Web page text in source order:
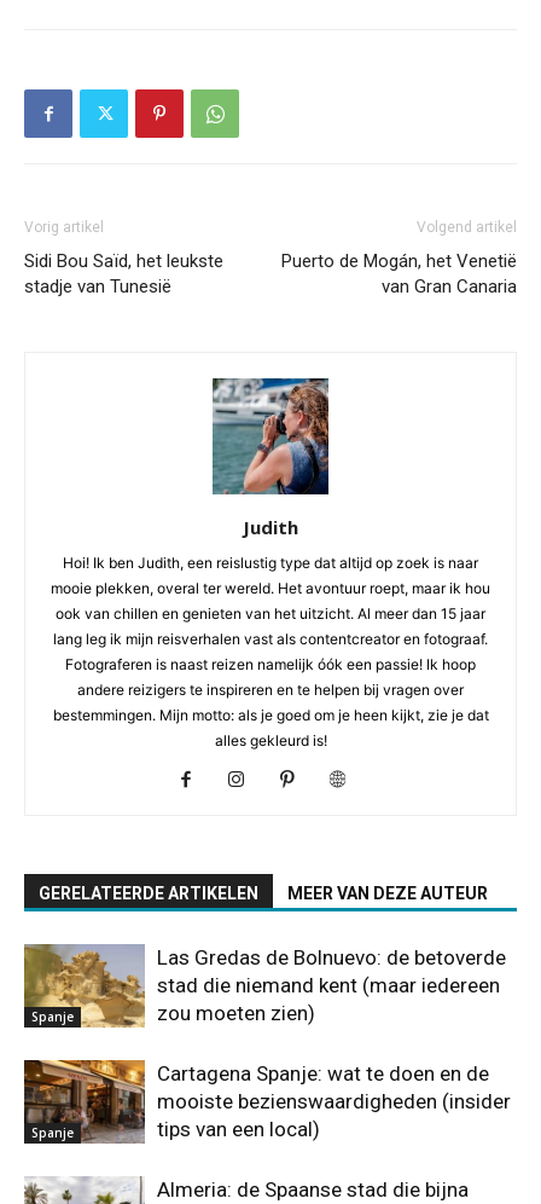
Vorig artikel
Sidi Bou Saïd, het leukste
stadje van Tunesië
Volgend artikel
Puerto de Mogán, het Venetië
van Gran Canaria
Judith
Hoi! Ik ben Judith, een reislustig type dat altijd op zoek is naar
mooie plekken, overal ter wereld. Het avontuur roept, maar ik hou
ook van chillen en genieten van het uitzicht. Al meer dan 15 jaar
lang leg ik mijn reisverhalen vast als contentcreator en fotograaf.
Fotograferen is naast reizen namelijk óók een passie! Ik hoop
andere reizigers te inspireren en te helpen bij vragen over
bestemmingen. Mijn motto: als je goed om je heen kijkt, zie je dat
alles gekleurd is!
GERELATEERDE ARTIKELEN MEER VAN DEZE AUTEUR
Spanje
Las Gredas de Bolnuevo: de betoverde
stad die niemand kent (maar iedereen
zou moeten zien)
Spanje
Cartagena Spanje: wat te doen en de
mooiste bezienswaardigheden (insider
tips van een local)
Almeria: de Spaanse stad die bijna